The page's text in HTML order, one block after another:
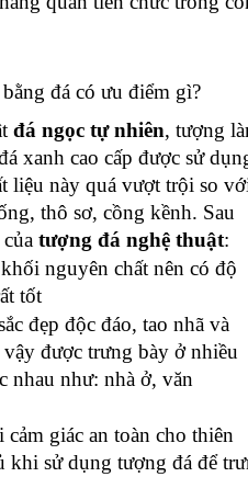
đá có ưu điểm gì?
đá ngọc tự nhiên, tượng
xanh cao cấp được sử
liệu này quá vượt trội so
thô sơ, cồng kềnh. Sau
tượng đá nghệ thuật:
nguyên chất nên có độ
tốt
đẹp độc đáo, tao nhã và
được trưng bày ở nhiều
nhau như: nhà ở, văn
cảm giác an toàn cho thiên
khi sử dụng tượng đá để